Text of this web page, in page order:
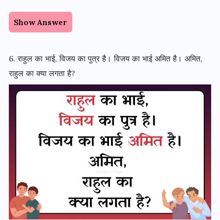
Show Answer
6. राहुल का भाई, विजय का पुत्र है। विजय का भाई अमित है। अमित,
राहुल का क्या लगता है?